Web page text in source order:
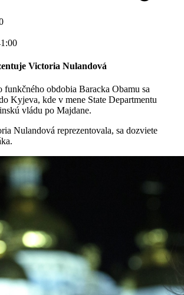
Victoria Nulandová
funkčného obdobia Baracka Obamu sa
Kyjeva, kde v mene State Departmentu
vládu po Majdane.
Nulandová reprezentovala, sa dozviete